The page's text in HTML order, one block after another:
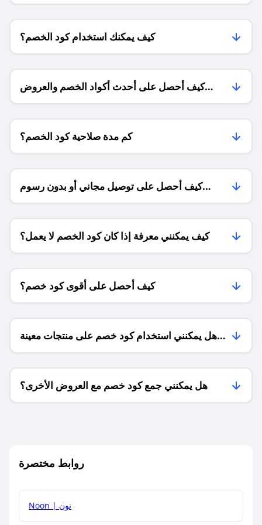
كيف يمكنك استخدام كود الخصم؟
كيف أحصل على أحدث أكواد الخصم والعروض
للمتاجر؟
كم مدة صلاحية كود الخصم؟
كيف أحصل على توصيل مجاني أو بدون رسوم
الشحن ؟
كيف يمكنني معرفة إذا كان كود الخصم لا يعمل؟
كيف أحصل على أقوى كود خصم؟
هل يمكنني استخدام كود خصم على منتجات معينة
فقط؟
هل يمكنني جمع كود خصم مع العروض الأخرى؟
روابط مختصرة
Noon | نون